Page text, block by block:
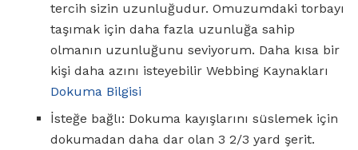
tercih sizin uzunluğudur. Omuzumdaki torbayı
taşımak için daha fazla uzunluğa sahip
olmanın uzunluğunu seviyorum. Daha kısa bir
kişi daha azını isteyebilir Webbing Kaynakları
Dokuma Bilgisi
İsteğe bağlı: Dokuma kayışlarını süslemek için
dokumadan daha dar olan 3 2/3 yard şerit.